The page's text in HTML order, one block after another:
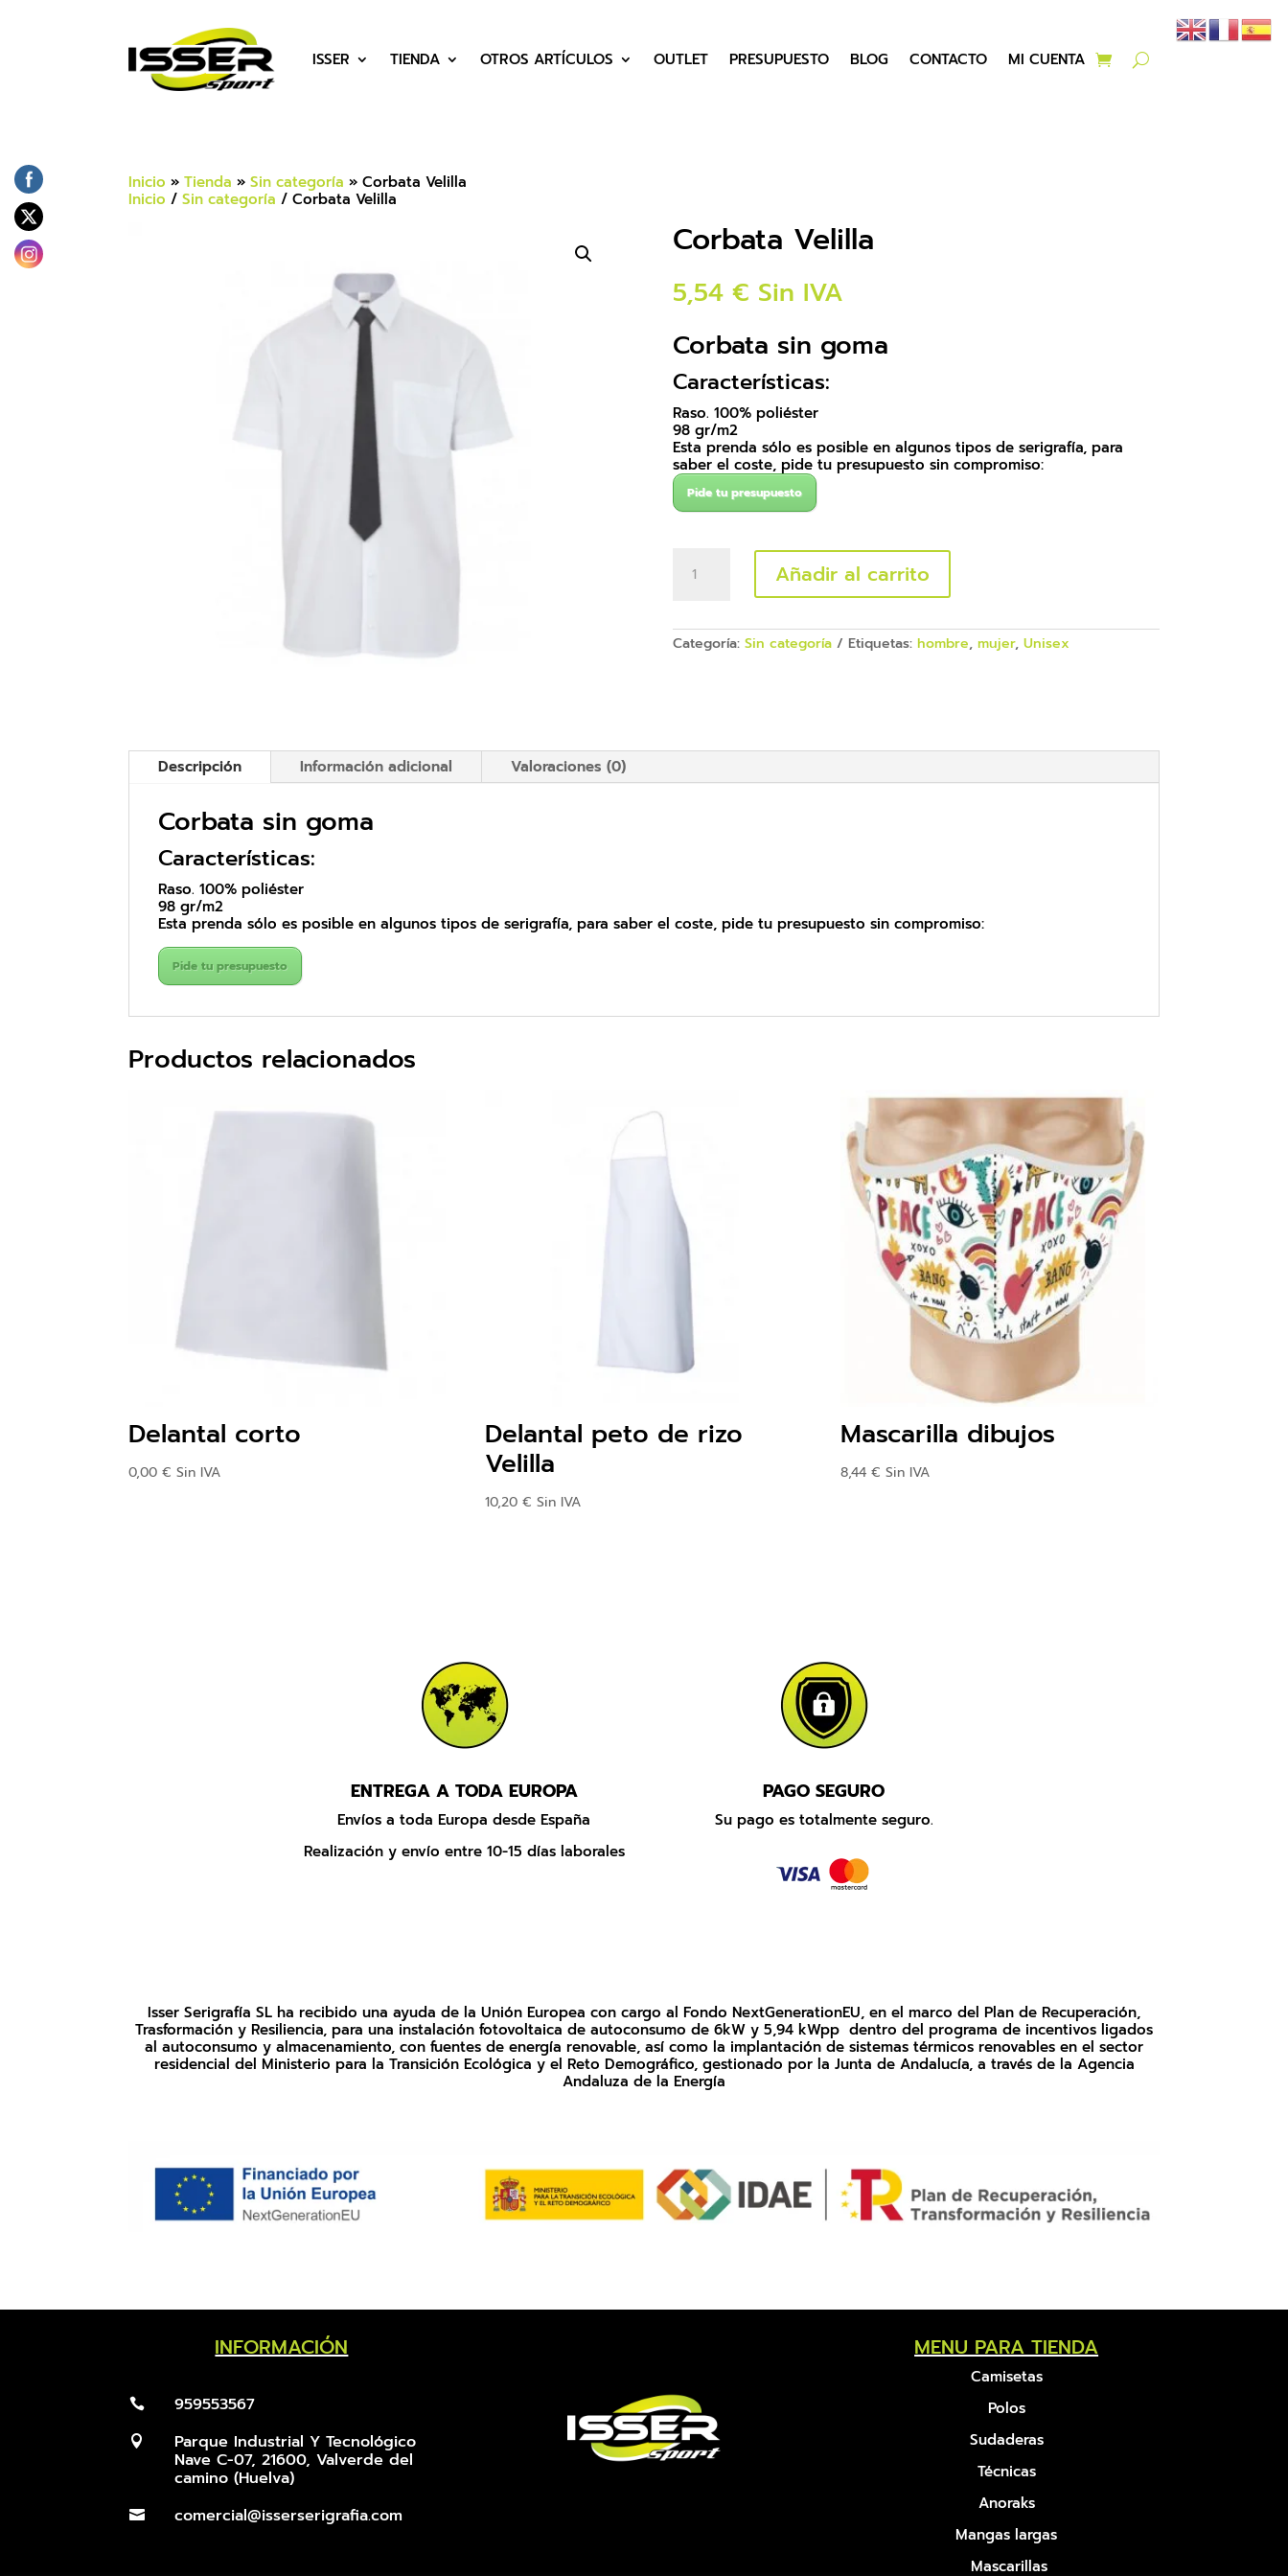
ISSER TIENDA OTROS ARTÍCULOS OUTLET PRESUPUESTO BLOG CONTACTO MI CUENTA
Inicio »Tienda »Sin categoría »Corbata Velilla
Inicio /Sin categoría / Corbata Velilla
Corbata Velilla
5,54 € Sin IVA
Corbata sin goma
Características:
Raso. 100% poliéster
98 gr/m2
Esta prenda sólo es posible en algunos tipos de serigrafía, para
saber el coste, pide tu presupuesto sin compromiso:
Pide tu presupuesto
Velilla
Añadir al carrito
Categoría: Sin categoría Etiquetas: hombre, mujer, Unisex
Descripción Información adicional Valoraciones (0)
Corbata sin goma
Características:
Raso. 100% poliéster
98 gr/m2
Esta prenda sólo es posible en algunos tipos de serigrafía, para saber el coste, pide tu presupuesto sin compromiso:
Pide tu presupuesto
Productos relacionados
Delantal corto
0,00€ Sin IVA
Delantal peto de rizo
Velilla
10,20 € Sin IVA
Mascarilla dibujos
8,44€ Sin IVA
ENTREGA A TODA EUROPA
Envíos a toda Europa desde España
Realización y envío entre 10-15 días laborales
PAGO SEGURO
Su pago es totalmente seguro.
Isser Serigrafía SL ha recibido una ayuda de la Unión Europea con cargo al Fondo NextGenerationEU, en el marco del Plan de Recuperación,
Trasformación y Resiliencia, para una instalación fotovoltaica de autoconsumo de 6kW y 5,94 kWpp dentro del programa de incentivos ligados
al autoconsumo y almacenamiento, con fuentes de energía renovable, así como la implantación de sistemas térmicos renovables en el sector
residencial del Ministerio para la Transición Ecológica y el Reto Demográfico, gestionado por la Junta de Andalucía, a través de la Agencia
Andaluza de la Energía
INFORMACIÓN
 959553567
 Parque Industrial Y Tecnológico
Nave C-07, 21600, Valverde del
camino (Huelva)
 comercial@isserserigrafia.com
MENU PARA TIENDA
Camisetas
Polos
Sudaderas
Técnicas
Anoraks
Mangas largas
Mascarillas